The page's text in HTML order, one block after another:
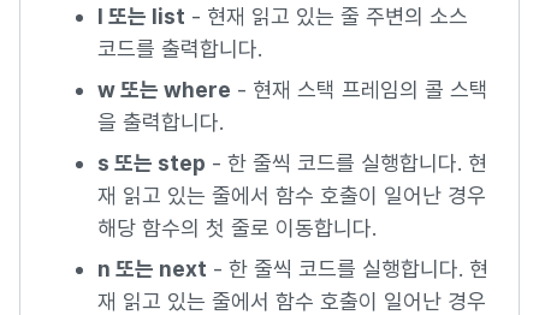
l 또는 list - 현재 읽고 있는 줄 주변의 소스
코드를 출력합니다.
w 또는 where - 현재 스택 프레임의 콜 스택
을 출력합니다.
s 또는 step - 한 줄씩 코드를 실행합니다. 현
재 읽고 있는 줄에서 함수 호출이 일어난 경우
해당 함수의 첫 줄로 이동합니다.
n 또는 next - 한 줄씩 코드를 실행합니다. 현
재 읽고 있는 줄에서 함수 호출이 일어난 경우